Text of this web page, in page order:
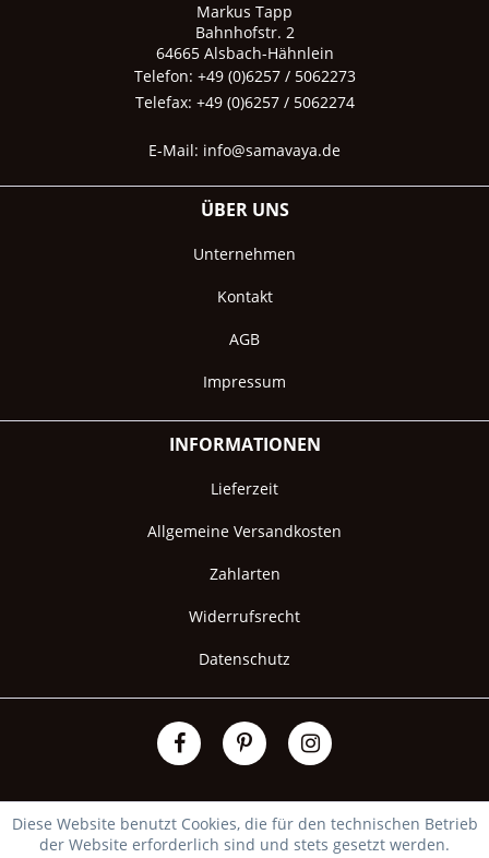
Markus Tapp
Bahnhofstr. 2
64665 Alsbach-Hähnlein
Telefon: +49 (0)6257 / 5062273
Telefax: +49 (0)6257 / 5062274
E-Mail: info@samavaya.de
ÜBER UNS
Unternehmen
Kontakt
AGB
Impressum
INFORMATIONEN
Lieferzeit
Allgemeine Versandkosten
Zahlarten
Widerrufsrecht
Datenschutz
Diese Website benutzt Cookies, die für den technischen Betrieb
der Website erforderlich sind und stets gesetzt werden.